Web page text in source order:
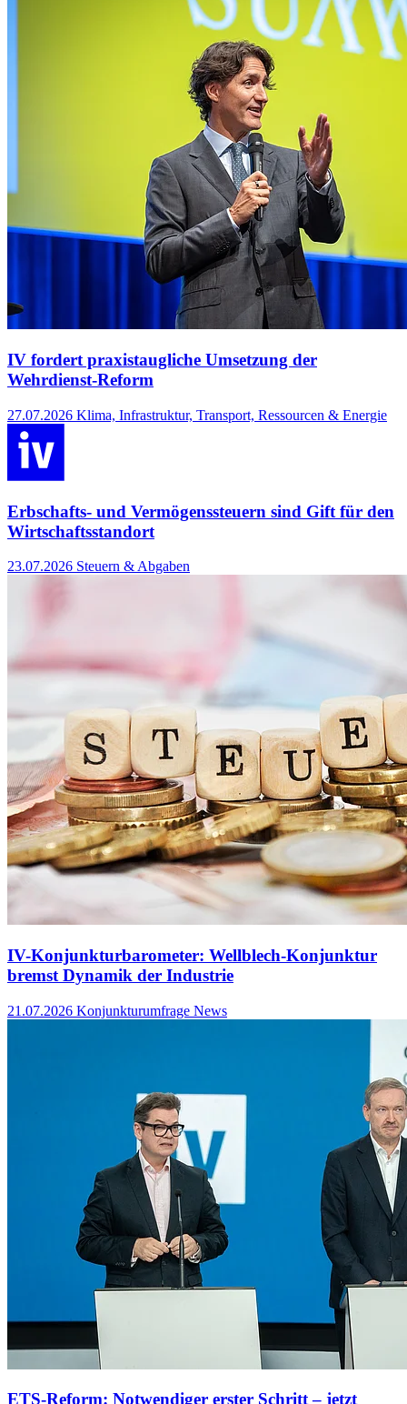
IV fordert praxistaugliche Umsetzung der
Wehrdienst-Reform
27.07.2026 Klima, Infrastruktur, Transport, Ressourcen & Energie
Erbschafts- und Vermögenssteuern sind Gift für den
Wirtschaftsstandort
23.07.2026 Steuern & Abgaben
IV-Konjunkturbarometer: Wellblech-Konjunktur
bremst Dynamik der Industrie
21.07.2026 Konjunkturumfrage News
ETS-Reform: Notwendiger erster Schritt – jetzt